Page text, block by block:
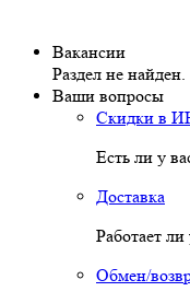
Вакансии
Раздел не найден.
Ваши вопросы
Скидки в
Есть ли у
Доставка
Работает ли
Обмен/